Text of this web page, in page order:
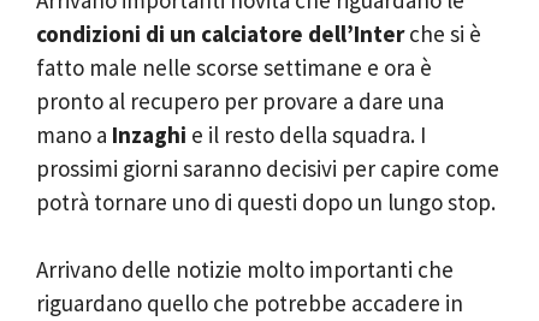
condizioni di un calciatore dell’Interche si è
fatto male nelle scorse settimane e ora è
pronto al recupero per provare a dare una
mano a Inzaghi e il resto della squadra. I
prossimi giorni saranno decisivi per capire come
potrà tornare uno di questi dopo un lungo stop.
Arrivano delle notizie molto importanti che
riguardano quello che potrebbe accadere in